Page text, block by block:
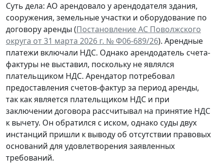
Суть дела: АО арендовало у арендодателя здания,
сооружения, земельные участки и оборудование по
договору аренды (Постановление АС Поволжского
округа от 31 марта 2026 г. № Ф06-689/26). Арендные
платежи включали НДС. Однако арендодатель счета-
фактуры не выставил, поскольку не являлся
плательщиком НДС. Арендатор потребовал
предоставления счетов-фактур за период аренды,
так как является плательщиком НДС и при
заключении договора рассчитывал на принятие НДС
к вычету. Он обратился с иском, однако суды двух
инстанций пришли к выводу об отсутствии правовых
оснований для удовлетворения заявленных
требований.